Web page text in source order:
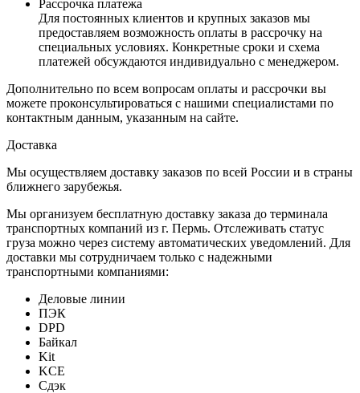
Рассрочка платежа
Для постоянных клиентов и крупных заказов мы
предоставляем возможность оплаты в рассрочку на
специальных условиях. Конкретные сроки и схема
платежей обсуждаются индивидуально с менеджером.
Дополнительно по всем вопросам оплаты и рассрочки вы
можете проконсультироваться с нашими специалистами по
контактным данным, указанным на сайте.
Доставка
Мы осуществляем доставку заказов по всей России и в страны
ближнего зарубежья.
Мы организуем бесплатную доставку заказа до терминала
транспортных компаний из г. Пермь. Отслеживать статус
груза можно через систему автоматических уведомлений. Для
доставки мы сотрудничаем только с надежными
транспортными компаниями:
Деловые линии
ПЭК
DPD
Байкал
Kit
KCE
Сдэк